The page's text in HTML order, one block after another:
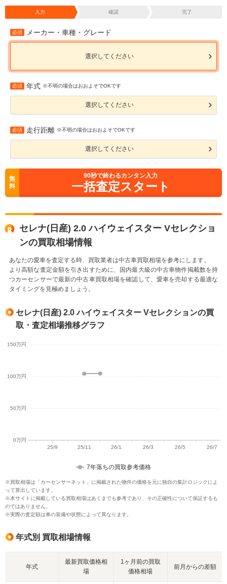
入力 確認 完了
必須 メーカー・車種・グレード
選択してください
必須 年式 ※不明の場合はおおよそでOKです
選択してください
必須 走行距離 ※不明の場合はおおよそでOKです
選択してください
無
料
90秒で終わるカンタン入力
一括査定スタート
セレナ(日産) 2.0 ハイウェイスター Vセレクショ
ンの買取相場情報
あなたの愛車を査定する時、買取業者は中古車買取相場を参考にします。
より高額な査定金額を引き出すために、国内最大級の中古車物件掲載数を持
つカーセンサーで最新の中古車買取相場を確認して、愛車を売却する最適な
タイミングを見極めましょう。
セレナ(日産) 2.0 ハイウェイスター Vセレクションの買
取・査定相場推移グラフ
7年落ちの買取参考価格
※買取相場は「カーセンサーネット」に掲載された物件の価格を元に独自の集計ロジックによ
って算出しています。
※本サイトに掲載している買取相場はあくまでも参考であり、その正確性について保証するも
のではありません。
※実際の査定額は車の装備や状態によって異なります。
年式別 買取相場情報
年式
最新買取価格相
場
1ヶ月前の買取
価格相場
前月からの差額